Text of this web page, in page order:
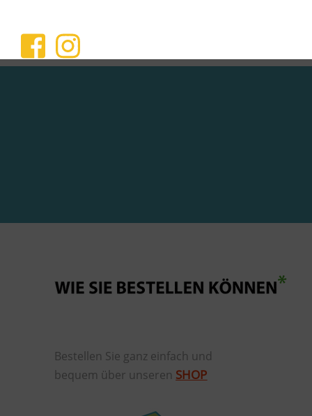
Bestellen Sie ganz einfach und
bequem über unseren SHOP